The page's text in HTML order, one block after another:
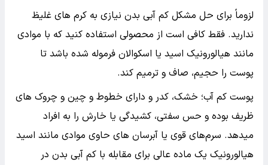
لزوماً برای حل مشکل کم آبی بدن نیازی به کرم های غلیظ
ندارید. فقط کافی است از محصولی استفاده کنید که با موادی
مانند هیالورونیک اسید یا اسکوالان فرموله شده باشد تا
پوست را حجیم، صاف و ترمیم کند.
پوست کم آب؛ خشک، کدر و دارای خطوط و چین و چروک های
ظریف بوده و حس سفتی، کشیدگی یا خارش را به افراد
میدهد. سرم‌های قوی یا آبرسان های حاوی موادی مانند اسید
هیالورونیک یک ماده عالی برای مقابله با کم‌ آبی بدن در